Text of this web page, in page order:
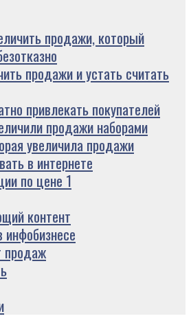
продажи, который
продажи и устать считать
привлекать покупателей
продажи наборами
увеличила продажи
в интернете
по цене 1
контент
продаж